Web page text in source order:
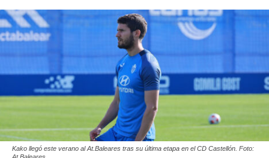
Kako llegó este verano al At.Baleares tras su última etapa en el CD Castellón. Foto: